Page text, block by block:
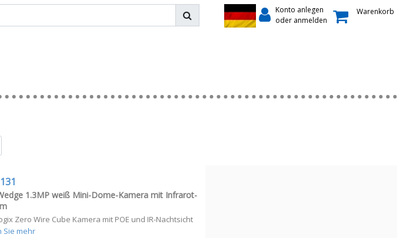
Konto anlegen
oder anmelden
Warenkorb
1.3MP weiß Mini-Dome-Kamera mit Infrarot-
Zero Wire Cube Kamera mit POE und IR-Nachtsicht
Sie mehr